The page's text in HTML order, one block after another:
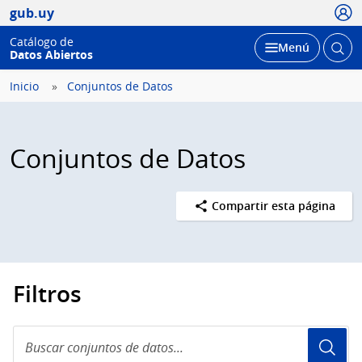
gub.uy
Catálogo de
Datos Abiertos
Desplegar
Menú Abrir
Inicio Conjuntos de Datos
Conjuntos de Datos
Compartir esta página
Filtros
conjuntos